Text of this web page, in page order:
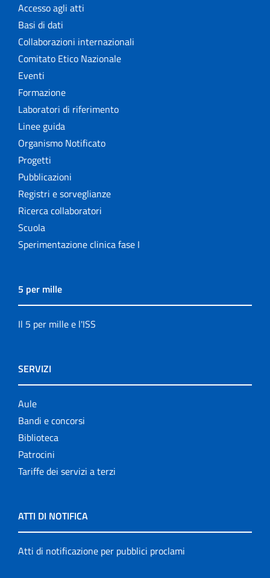
Accesso agli atti
Basi di dati
Collaborazioni internazionali
Comitato Etico Nazionale
Eventi
Formazione
Laboratori di riferimento
Linee guida
Organismo Notificato
Progetti
Pubblicazioni
Registri e sorveglianze
Ricerca collaboratori
Scuola
Sperimentazione clinica fase I
5 per mille
Il 5 per mille e l'ISS
SERVIZI
Aule
Bandi e concorsi
Biblioteca
Patrocini
Tariffe dei servizi a terzi
ATTI DI NOTIFICA
Atti di notificazione per pubblici proclami